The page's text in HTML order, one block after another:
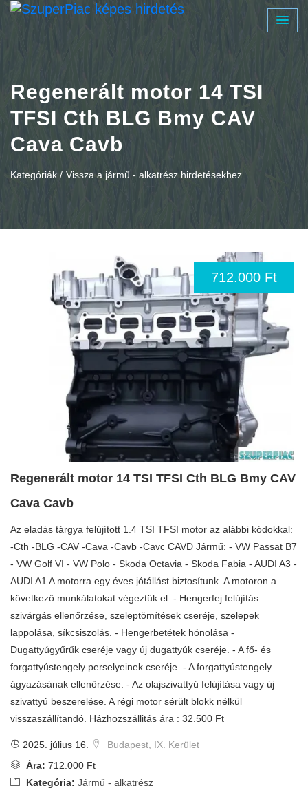
Regenerált motor 14 TSI
TFSI Cth BLG Bmy CAV
Cava Cavb
Kategóriák / Vissza a jármű - alkatrész hirdetésekhez
712.000 Ft
Regenerált motor 14 TSI TFSI Cth BLG Bmy CAV
Cava Cavb
Az eladás tárgya felújított 1.4 TSI TFSI motor az alábbi kódokkal:
-Cth -BLG -CAV -Cava -Cavb -Cavc CAVD Jármű: - VW Passat B7
- VW Golf VI - VW Polo - Skoda Octavia - Skoda Fabia - AUDI A3 -
AUDI A1 A motorra egy éves jótállást biztosítunk. A motoron a
következő munkálatokat végeztük el: - Hengerfej felújítás:
szivárgás ellenőrzése, szeleptömítések cseréje, szelepek
lappolása, síkcsiszolás. - Hengerbetétek hónolása -
Dugattyúgyűrűk cseréje vagy új dugattyúk cseréje. - A fő- és
forgattyústengely perselyeinek cseréje. - A forgattyústengely
ágyazásának ellenőrzése. - Az olajszivattyú felújítása vagy új
szivattyú beszerelése. A régi motor sérült blokk nélkül
visszaszállítandó. Házhozszállitás ára : 32.500 Ft
2025. július 16.
Budapest, IX. Kerület
Ára: 712.000 Ft
Kategória: Jármű - alkatrész